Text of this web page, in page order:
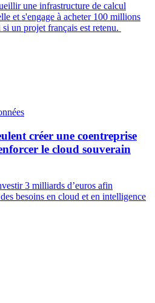
une infrastructure de calcul
et s'engage à acheter 100 millions
un projet français est retenu.
créer une coentreprise
le cloud souverain
3 milliards d’euros afin
besoins en cloud et en intelligence